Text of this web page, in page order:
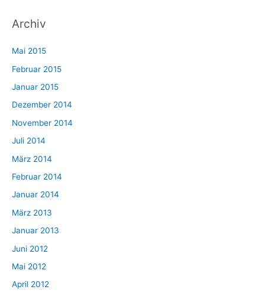
Archiv
Mai 2015
Februar 2015
Januar 2015
Dezember 2014
November 2014
Juli 2014
März 2014
Februar 2014
Januar 2014
März 2013
Januar 2013
Juni 2012
Mai 2012
April 2012